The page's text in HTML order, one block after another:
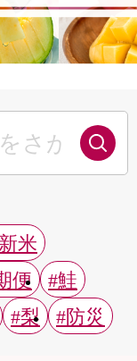
米
便
#鮭
#梨 #防災